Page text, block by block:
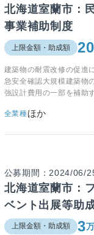
北海道室蘭市：
事業補助制度
上限金額・助成額
建築物の耐震改修の促進
急安全確認大規模建築物
強設計費用の一部を補助
全業種ほか
公募期間：2024/06/
北海道室蘭市：
ベント出展等助
上限金額・助成額 3